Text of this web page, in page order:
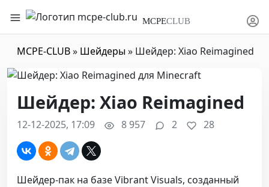
MCPECLUB
MCPE-CLUB» Шейдеры» Шейдер: Xiao Reimagined
Шейдер: Xiao Reimagined
12-12-2025, 17:09 8 957 2 28
Шейдер-пак на базе Vibrant Visuals, созданный